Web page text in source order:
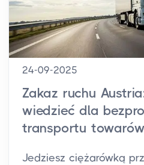
24-09-2025
Zakaz ruchu
wiedzieć dla
transportu towarów
Jedziesz ciężarówką